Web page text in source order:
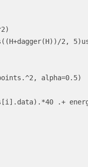
2, 5)
alpha=0.5)
.+